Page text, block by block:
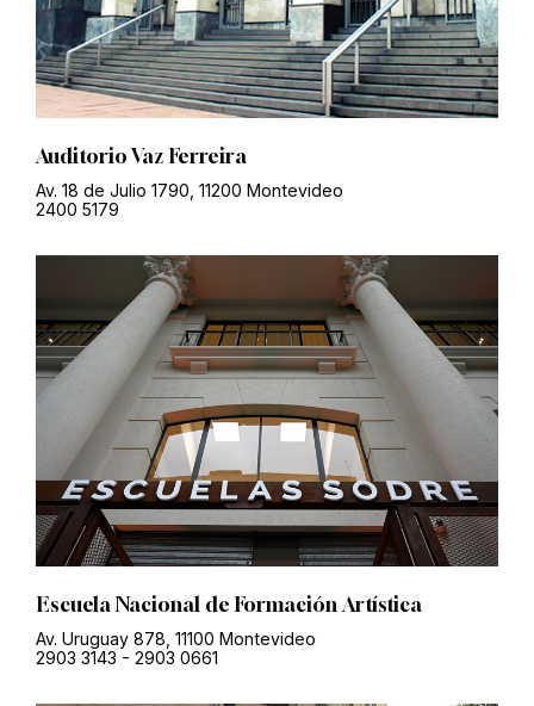
Auditorio Vaz Ferreira
Av. 18 de Julio 1790, 11200 Montevideo
2400 5179
Escuela Nacional de Formación Artística
Av. Uruguay 878, 11100 Montevideo
2903 3143 - 2903 0661